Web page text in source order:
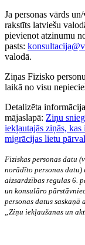
Ja personas vārds
rakstīts latviešu
pievienot atzinumu
pasts:
valodā.
Ziņas Fizisko
laikā no visu
Detalizēta
mājaslapā: Ziņu
iekļautajās ziņās,
migrācijas lietu
Fiziskas personas datu
norādīto personas datu)
aizsardzības regulas 6.
un konsulāro
personas datus
„Ziņu iekļaušanas un